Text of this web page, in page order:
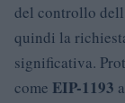
del controllo
quindi la
significativa.
come EIP-1193